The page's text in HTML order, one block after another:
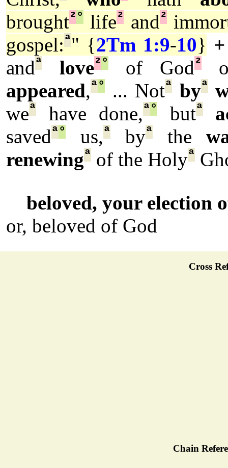
brought²° life² and²
gospel:ª" {2Tm 1:9-10} +
andª love²° of God²
appeared,ª° ... Notª byª
weª have done,ª° butª
savedª° us,ªbyªthe
renewingª of the Holyª
beloved, your election
or, beloved of God
Cross
Chain